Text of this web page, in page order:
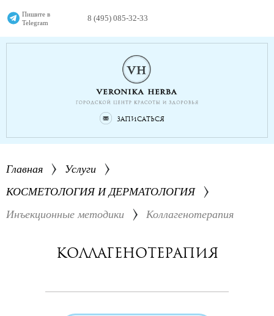
Пишите в
Telegram
8 (495) 085-32-33
Записаться
Главная
Услуги
КОСМЕТОЛОГИЯ И ДЕРМАТОЛОГИЯ
Инъекционные методики
Коллагенотерапия
Коллагенотерапия